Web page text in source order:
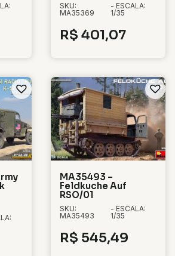
SKU:
MA35369
- ESCALA:
1/35
R$ 401,07
MA35493 –
Feldkuche Auf
RSO/01
SKU:
MA35493
- ESCALA:
1/35
R$ 545,49